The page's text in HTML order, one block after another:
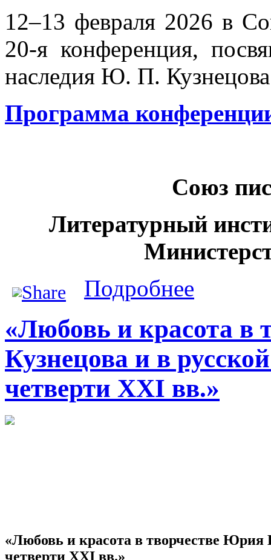
12–13 февраля 2026 в
20-я конференция,
наследия Ю. П.
Программа
Союз
Литературный
Подробнее
«Любовь и красота в
Кузнецова и в
четверти XXI вв.»
«Любовь и красота в творчестве Юрия
четверти XXI вв.»